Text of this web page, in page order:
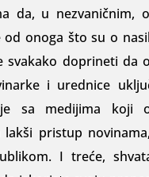
da, u nezvaničnim,
od onoga što su o
svakako doprineti da
i urednice
sa medijima koji
lakši pristup
I treće,